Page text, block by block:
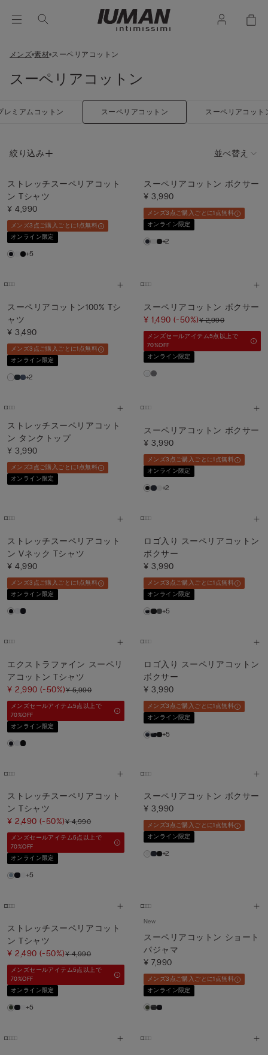
メンズ 素材 スーペリアコットン
スーペリアコットン
レミアムコットン スーペリアコットン スーペリアコット
絞り込み 並べ替え
ストレッチスーペリアコット
ン Tシャツ
¥ 4,990
メンズ3点ご購入ごとに1点無料
オンライン限定
+5
スーペリアコットン ボクサー
¥ 3,990
メンズ3点ご購入ごとに1点無料
オンライン限定
+2
スーペリアコットン100% Tシ
ャツ
¥ 3,490
メンズ3点ご購入ごとに1点無料
オンライン限定
+2
スーペリアコットン ボクサー
¥ 1,490(-50%)¥ 2,990
メンズセールアイテム5点以上で
70%OFF
オンライン限定
ストレッチスーペリアコット
ン タンクトップ
¥ 3,990
メンズ3点ご購入ごとに1点無料
オンライン限定
スーペリアコットン ボクサー
¥ 3,990
メンズ3点ご購入ごとに1点無料
オンライン限定
+2
ストレッチスーペリアコット
ン Vネック Tシャツ
¥ 4,990
メンズ3点ご購入ごとに1点無料
オンライン限定
ロゴ入り スーペリアコットン
ボクサー
¥ 3,990
メンズ3点ご購入ごとに1点無料
オンライン限定
+5
エクストラファイン スーペリ
アコットン Tシャツ
¥ 2,990(-50%)¥ 5,990
メンズセールアイテム5点以上で
70%OFF
オンライン限定
ロゴ入り スーペリアコットン
ボクサー
¥ 3,990
メンズ3点ご購入ごとに1点無料
オンライン限定
+5
ストレッチスーペリアコット
ン Tシャツ
¥ 2,490(-50%)¥ 4,990
メンズセールアイテム5点以上で
70%OFF
オンライン限定
+5
スーペリアコットン ボクサー
¥ 3,990
メンズ3点ご購入ごとに1点無料
オンライン限定
+2
ストレッチスーペリアコット
ン Tシャツ
¥ 2,490(-50%)¥ 4,990
メンズセールアイテム5点以上で
70%OFF
オンライン限定
+5
New
スーペリアコットン ショート
パジャマ
¥ 7,990
メンズ3点ご購入ごとに1点無料
オンライン限定